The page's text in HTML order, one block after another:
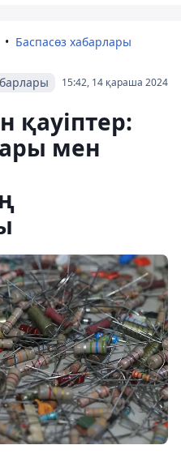
Баспасөз хабарлары
15:42, 14 қараша 2024
қауіптер:
мен